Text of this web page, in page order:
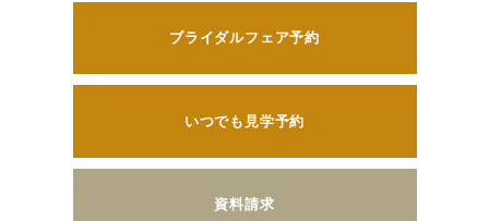
ブライダルフェア予約
いつでも見学予約
資料請求